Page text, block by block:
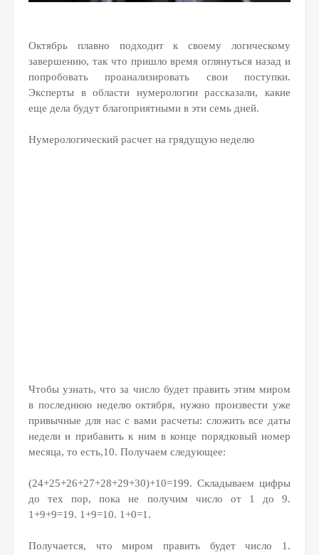
Октябрь плавно подходит к своему логическому
завершению, так что пришло время оглянуться назад и
попробовать проанализировать свои поступки.
Эксперты в области нумерологии рассказали, какие
еще дела будут благоприятными в эти семь дней.
Нумерологический расчет на грядущую неделю
Чтобы узнать, что за число будет править этим миром
в последнюю неделю октября, нужно произвести уже
привычные для нас с вами расчеты: сложить все даты
недели и прибавить к ним в конце порядковый номер
месяца, то есть,10. Получаем следующее:
(24+25+26+27+28+29+30)+10=199. Складываем цифры
до тех пор, пока не получим число от 1 до 9.
1+9+9=19. 1+9=10. 1+0=1.
Получается, что миром править будет число 1.